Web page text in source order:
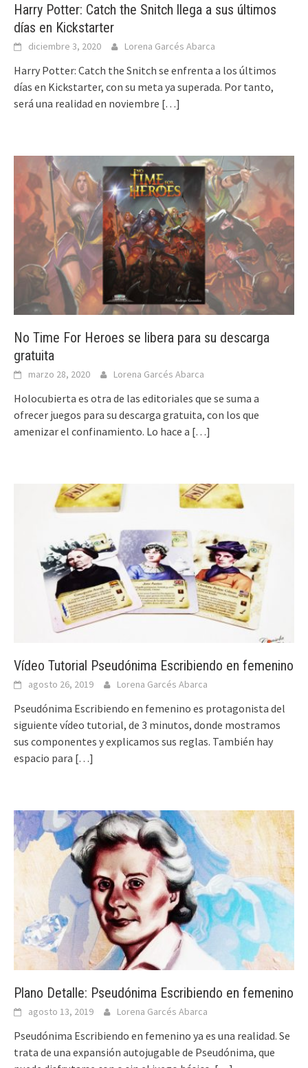
Harry Potter: Catch the Snitch llega a sus últimos
días en Kickstarter
diciembre 3, 2020 Lorena Garcés Abarca
Harry Potter: Catch the Snitch se enfrenta a los últimos
días en Kickstarter, con su meta ya superada. Por tanto,
será una realidad en noviembre […]
No Time For Heroes se libera para su descarga
gratuita
marzo 28, 2020 Lorena Garcés Abarca
Holocubierta es otra de las editoriales que se suma a
ofrecer juegos para su descarga gratuita, con los que
amenizar el confinamiento. Lo hace a […]
Vídeo Tutorial Pseudónima Escribiendo en femenino
agosto 26, 2019 Lorena Garcés Abarca
Pseudónima Escribiendo en femenino es protagonista del
siguiente vídeo tutorial, de 3 minutos, donde mostramos
sus componentes y explicamos sus reglas. También hay
espacio para […]
Plano Detalle: Pseudónima Escribiendo en femenino
agosto 13, 2019 Lorena Garcés Abarca
Pseudónima Escribiendo en femenino ya es una realidad. Se
trata de una expansión autojugable de Pseudónima, que